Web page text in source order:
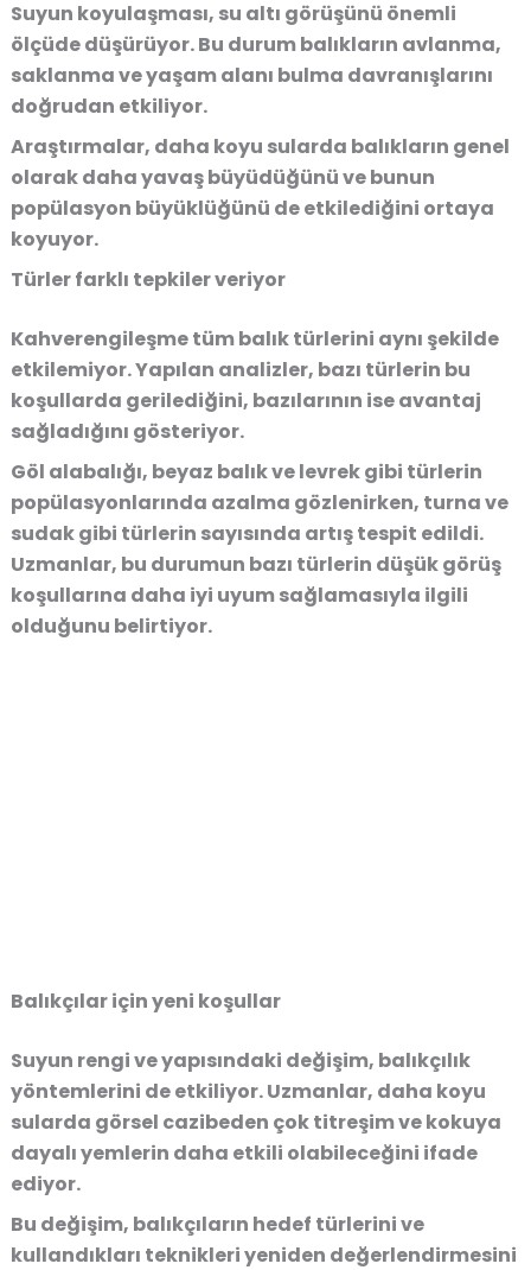
Suyun koyulaşması, su altı görüşünü önemli
ölçüde düşürüyor. Bu durum balıkların avlanma,
saklanma ve yaşam alanı bulma davranışlarını
doğrudan etkiliyor.
Araştırmalar, daha koyu sularda balıkların genel
olarak daha yavaş büyüdüğünü ve bunun
popülasyon büyüklüğünü de etkilediğini ortaya
koyuyor.
Türler farklı tepkiler veriyor
Kahverengileşme tüm balık türlerini aynı şekilde
etkilemiyor. Yapılan analizler, bazı türlerin bu
koşullarda gerilediğini, bazılarının ise avantaj
sağladığını gösteriyor.
Göl alabalığı, beyaz balık ve levrek gibi türlerin
popülasyonlarında azalma gözlenirken, turna ve
sudak gibi türlerin sayısında artış tespit edildi.
Uzmanlar, bu durumun bazı türlerin düşük görüş
koşullarına daha iyi uyum sağlamasıyla ilgili
olduğunu belirtiyor.
Balıkçılar için yeni koşullar
Suyun rengi ve yapısındaki değişim, balıkçılık
yöntemlerini de etkiliyor. Uzmanlar, daha koyu
sularda görsel cazibeden çok titreşim ve kokuya
dayalı yemlerin daha etkili olabileceğini ifade
ediyor.
Bu değişim, balıkçıların hedef türlerini ve
kullandıkları teknikleri yeniden değerlendirmesini